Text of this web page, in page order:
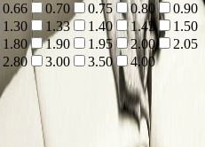
0.66 0.70 0.75 0.80
0.90
1.30 1.33 1.40 1.45
1.50
1.80 1.90 1.95 2.00
2.05
2.80 3.00 3.50 4.00